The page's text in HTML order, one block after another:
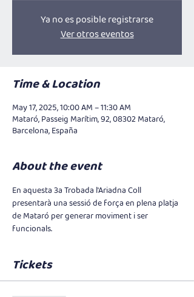
Ya no es posible registrarse
Ver otros eventos
Time & Location
May 17, 2025, 10:00 AM – 11:30 AM
Mataró, Passeig Marítim, 92, 08302 Mataró,
Barcelona, España
About the event
En aquesta 3a Trobada l'Ariadna Coll
presentarà una sessió de força en plena platja
de Mataró per generar moviment i ser
funcionals.
Tickets